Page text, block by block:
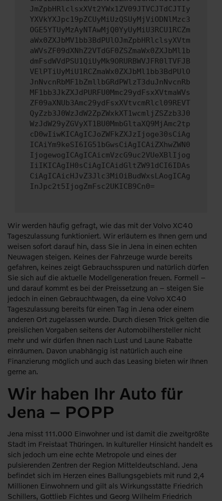
JmZpbHRlclsxXVt2YWx1ZV09JTVCJTdCJTIy
YXVkYXJpc19pZCUyMiUzQSUyMjViODNlMzc3
OGE5YTUyMzAyNTAwMjQ0YyUyMiU3RCU1RCZm
aWx0ZXJbMV1bb3BdPUlOJmZpbHRlclsyXVtm
aWVsZF09dXNhZ2VTdGF0ZSZmaWx0ZXJbMl1b
dmFsdWVdPSU1QiUyMk9ORURBWVJFR0lTVFJB
VElPTiUyMiU1RCZmaWx0ZXJbMl1bb3BdPUlO
JnNvcnRbMF1bZmllbGRdPWlzT3duJnNvcnRb
MF1bb3JkZXJdPURFU0Mmc29ydFsxXVtmaWVs
ZF09aXNUb3Amc29ydFsxXVtvcmRlcl09REVT
QyZzb3J0WzJdW2ZpZWxkXT1wcmljZSZzb3J0
WzJdW29yZGVyXT1BU0MmbGltaXQ9MjAmc2tp
cD0wIiwKICAgICJoZWFkZXJzIjoge30sCiAg
ICAiYm9keSI6IG51bGwsCiAgICAiZXhwZWN0
IjogewogICAgICAicmVzcG9uc2VUeXBlIjog
IiIKICAgIH0sCiAgICAidGltZW91dCI6IDAs
CiAgICAicHJvZ3Jlc3MiOiBudWxsLAogICAg
InJpc2t5IjogZmFsc2UKICB9Cn0=
Wir werden häufig gefragt, wie das mit der Volvo XC40
Tageszulassung funktioniert. Wir erläutern es Ihnen gern und
weisen sofort darauf hin, dass Sie in Jena in einen echten
Neuwagen steigen. Keines der Fahrzeuge wurde bereits
gefahren, keines zeigt Gebrauchsspuren und natürlich dürfen
Sie sich auf die aktuelle Modellgeneration freuen. Formell –
und darauf kommt es bei der Preissetzung an – steigen Sie
jedoch in einen Gebrauchtwagen, da eine Volvo XC40
Tageszulassung bereits für einen Tag in Jena oder einem
anderen Ort zugelassen wurde. Durch diesen Trick gelten die
preislichen Vorgaben seitens der Automobilhersteller nicht
mehr und wir dürfen Ihnen nach Lust und Laune Rabatte
einräumen. Davon unabhängig ist natürlich auch eine
Finanzierung möglich und auch das Leasing bieten wir Ihnen
gerne an.
Wir haben Ihr Auto für
Jena – POPP
Jena misst 111.000 Einwohner und ist damit die zweitgrößte
Stadt im Freistaat Thüringen. In kultureller Hinsicht handelt es
sich jedoch um eine echte Metropole und eines der
pulsierenden Zentren der Region Mitteldeutschland. Jena
befindet sich im Herzen eines Ballungsgebiets mit rund 2,4
Millionen Einwohnern und gilt als Wirkungsstätte Friedrich
Schillers, Gottlieb Fichtes und Georg Wilhelm Friedrich